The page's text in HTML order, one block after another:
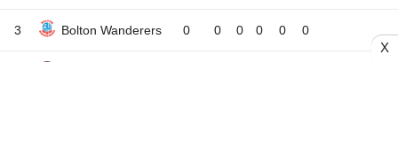
3 Bolton Wanderers 0 0 0 0 0 0
X